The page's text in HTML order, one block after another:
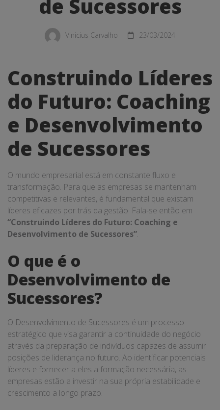
Desenvolvimento
de Sucessores
Vinicius Carvalho 23/03/2024
Construindo Líderes
do Futuro: Coaching
e Desenvolvimento
de Sucessores
O mundo empresarial está em constante fluxo e
transformação. Para que as empresas se mantenham
competitivas e relevantes, é fundamental que existam
líderes eficazes por trás da gestão. Fala-se então em
“Construindo Líderes do Futuro: Coaching e
Desenvolvimento de Sucessores”.
O que é o
Desenvolvimento de
Sucessores?
O Desenvolvimento de Sucessores é um processo
estratégico que visa garantir a continuidade do negócio
através da preparação de indivíduos capazes de assumir
posições de liderança no futuro. Ao identificar potenciais
líderes e fornecer a eles a formação necessária, as
empresas estão a investir na sua própria estabilidade e
crescimento a longo prazo.